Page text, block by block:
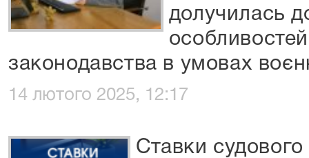
долучилась
законодавства в умовах
14 лютого 2025, 12:17
Ставки